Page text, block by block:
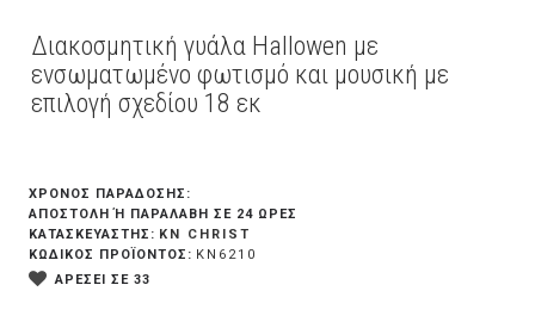
Διακοσμητική γυάλα Hallowen με
ενσωματωμένο φωτισμό και μουσική με
επιλογή σχεδίου 18 εκ
ΧΡΟΝΟΣ ΠΑΡΑΔΟΣΗΣ:
ΑΠΟΣΤΟΛΉ Ή ΠΑΡΑΛΑΒΉ ΣΕ 24 ΏΡΕΣ
ΚΑΤΑΣΚΕΥΑΣΤΗΣ: KN CHRIST
ΚΩΔΙΚΟΣ ΠΡΟΪΟΝΤΟΣ: KN6210
ΑΡΕΣΕΙ ΣΕ 33